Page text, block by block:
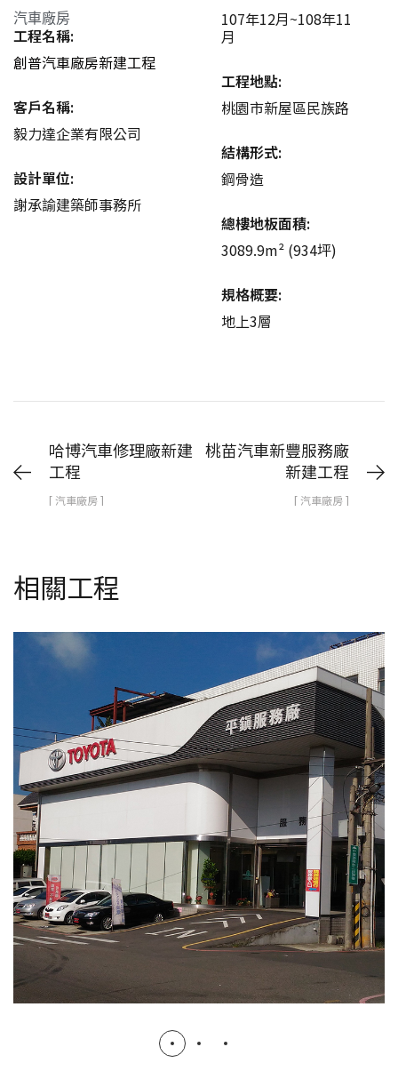
汽車廠房
工程名稱:
創普汽車廠房新建工程
客戶名稱:
毅力達企業有限公司
設計單位:
謝承諭建築師事務所
107年12月~108年11
月
工程地點:
桃園市新屋區民族路
結構形式:
鋼骨造
總樓地板面積:
3089.9m² (934坪)
規格概要:
地上3層
哈博汽車修理廠新建
工程
[ 汽車廠房 ]
桃苗汽車新豐服務廠
新建工程
[ 汽車廠房 ]
相關工程
TOYOTA平鎮服務廠裝修工程
汽車廠房 裝潢修繕